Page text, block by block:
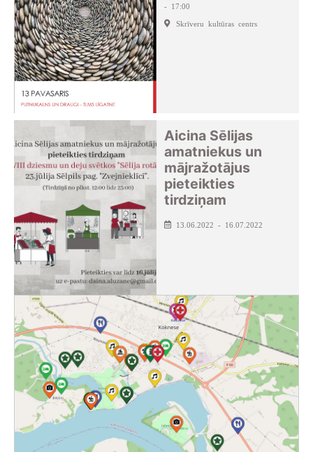
- 17:00
Skrīveru kultūras centrs
Aicina Sēlijas
amatniekus un
mājražotājus
pieteikties
tirdziņam
13.06.2022 - 16.07.2022